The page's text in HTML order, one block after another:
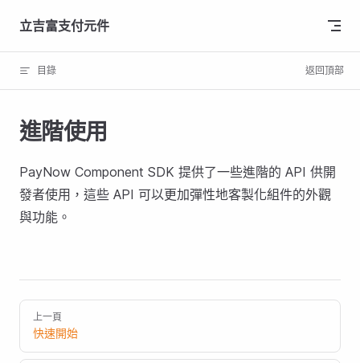
Skip to content
立吉富支付元件
目錄 返回頂部
進階使用
PayNow Component SDK 提供了一些進階的 API 供開
發者使用，這些 API 可以更加彈性地客製化組件的外觀
與功能。
上一頁
快速開始